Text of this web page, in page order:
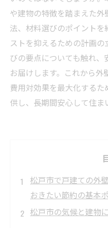
や建物の特徴を踏まえた
法、材料選びのポイントを
ストを抑えるための計画
びの要点についても触れ
お届けします。これから外
費用対効果を最大化する
供し、長期間安心して住ま
松戸市で戸建ての外
おきたい節約の基本
松戸市の気候と建物